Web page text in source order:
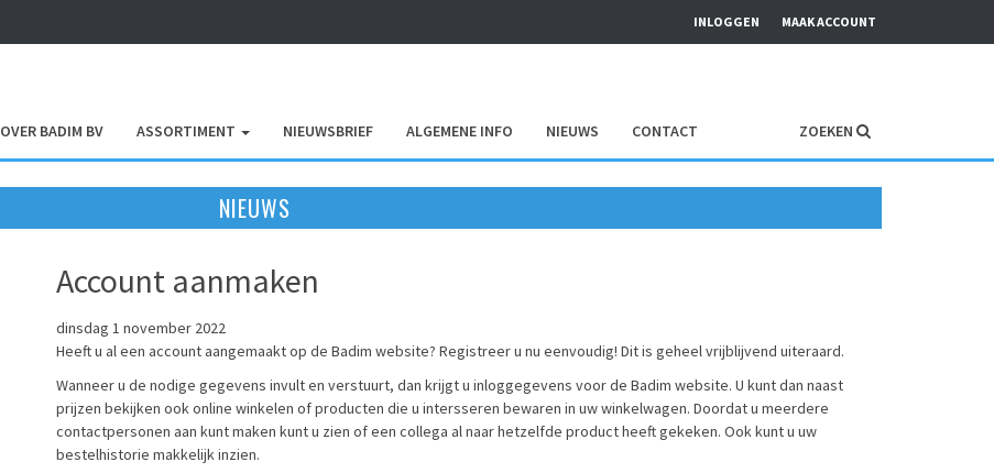
INLOGGEN MAAK ACCOUNT
OVER BADIM BV ASSORTIMENT NIEUWSBRIEF ALGEMENE INFO NIEUWS CONTACT ZOEKEN
NIEUWS
Account aanmaken
dinsdag 1 november 2022
Heeft u al een account aangemaakt op de Badim website? Registreer u nu eenvoudig! Dit is geheel vrijblijvend uiteraard.
Wanneer u de nodige gegevens invult en verstuurt, dan krijgt u inloggegevens voor de Badim website. U kunt dan naast
prijzen bekijken ook online winkelen of producten die u intersseren bewaren in uw winkelwagen. Doordat u meerdere
contactpersonen aan kunt maken kunt u zien of een collega al naar hetzelfde product heeft gekeken. Ook kunt u uw
bestelhistorie makkelijk inzien.